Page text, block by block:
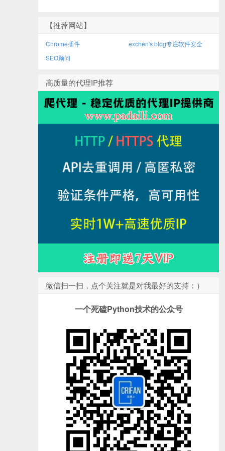
【推荐网站】
Chrome插件
exchen's blog专注软件安全
SEO顾问
高质量的代理IP推荐
微信扫一扫，点个关注就是对我最好的支持：）
一个死磕Python技术的公众号